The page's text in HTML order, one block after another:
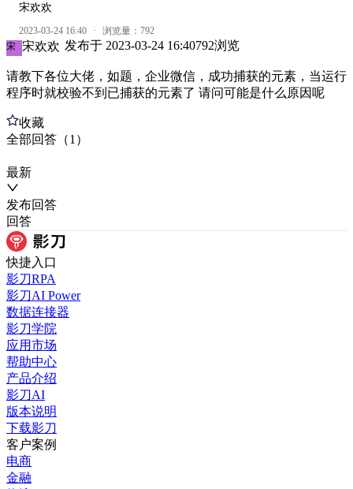
宋欢欢
2023-03-24 16:40 · 浏览量： 792
宋
宋欢欢 发布于 2023-03-24 16:40792浏览
请教下各位大佬，如题，企业微信，成功捕获的元素，当运行
程序时就校验不到已捕获的元素了 请问可能是什么原因呢
收藏
全部回答 （1 ）
最新
发布回答
回答
快捷入口
影刀RPA
影刀AI Power
数据连接器
影刀学院
应用市场
帮助中心
产品介绍
影刀AI
版本说明
下载影刀
客户案例
电商
金融